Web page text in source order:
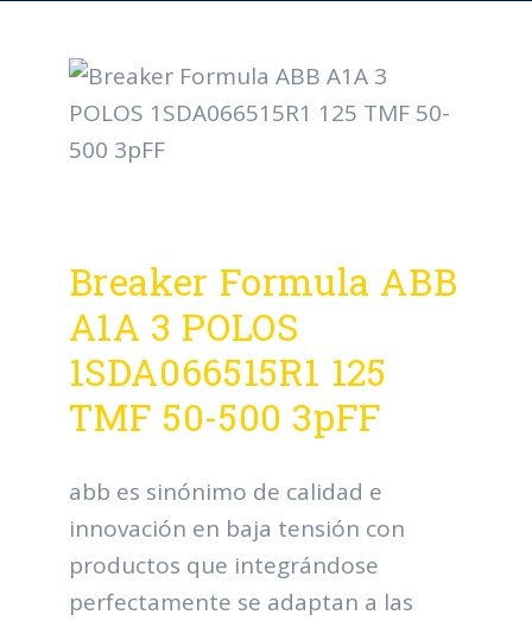
Breaker Formula ABB
A1A 3 POLOS
1SDA066515R1 125
TMF 50-500 3pFF
abb es sinónimo de calidad e
innovación en baja tensión con
productos que integrándose
perfectamente se adaptan a las